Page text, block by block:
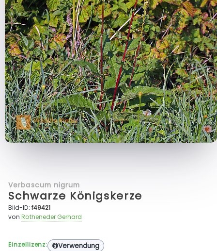
Verbascum nigrum
Schwarze Königskerze
Bild-ID:f49421
vonRotheneder Gerhard
Einzellizenz: Verwendung